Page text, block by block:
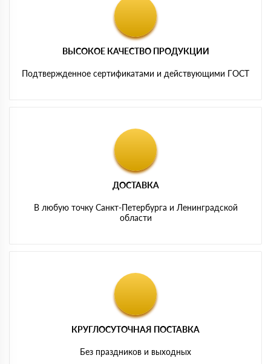
ВЫСОКОЕ КАЧЕСТВО ПРОДУКЦИИ
Подтвержденное сертификатами и действующими ГОСТ
ДОСТАВКА
В любую точку Санкт-Петербурга и Ленинградской
области
КРУГЛОСУТОЧНАЯ ПОСТАВКА
Без праздников и выходных